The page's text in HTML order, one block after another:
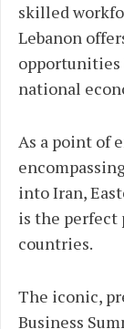
skilled
Lebanon
opportunities
national
As a point of
into Iran,
is the perfect
countries.
The iconic,
Business